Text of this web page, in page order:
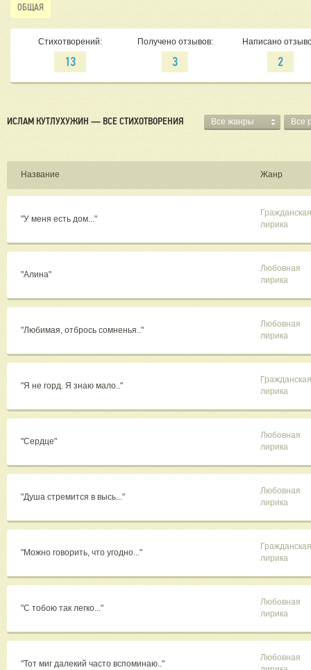
ОБЩАЯ
Стихотворений:
13
Получено отзывов:
3
Написано
2
ИСЛАМ КУТЛУХУЖИН — ВСЕ СТИХОТВОРЕНИЯ Все жанры Все
Название Жанр
"У меня есть дом..."
Гражданская
лирика
"Алина"
Любовная
лирика
"Любимая, отбрось сомненья.."
Любовная
лирика
"Я не горд. Я знаю мало.."
Гражданская
лирика
"Сердце"
Любовная
лирика
"Душа стремится в высь..."
Любовная
лирика
"Можно говорить, что угодно..."
Гражданская
лирика
"С тобою так легко..."
Любовная
лирика
"Тот миг далекий часто вспоминаю.."
Любовная